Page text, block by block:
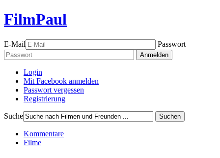
FilmPaul
E-Mail Passwort
Anmelden
Login
Mit Facebook anmelden
Passwort vergessen
Registrierung
Suche Suchen
Kommentare
Filme